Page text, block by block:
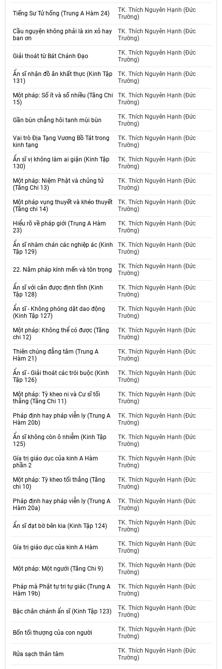
Tiếng Sư Tử hống (Trung A Hàm 24)
TK. Thích Nguyên Hạnh (Đức
Trường)
Cầu nguyện không phải là xin xỏ hay
ban ơn
TK. Thích Nguyên Hạnh (Đức
Trường)
Giải thoát từ Bát Chánh Đạo
TK. Thích Nguyên Hạnh (Đức
Trường)
Ẩn sĩ nhận đồ ăn khất thực (Kinh Tập
131)
TK. Thích Nguyên Hạnh (Đức
Trường)
Một pháp: Số ít và số nhiều (Tăng Chi
15)
TK. Thích Nguyên Hạnh (Đức
Trường)
Gần bùn chẳng hôi tanh mùi bùn
TK. Thích Nguyên Hạnh (Đức
Trường)
Vai trò Địa Tạng Vương Bồ Tát trong
kinh tạng
TK. Thích Nguyên Hạnh (Đức
Trường)
Ẩn sĩ vị không làm ai giận (Kinh Tập
130)
TK. Thích Nguyên Hạnh (Đức
Trường)
Một pháp: Niệm Phật và chủng tử
(Tăng Chi 13)
TK. Thích Nguyên Hạnh (Đức
Trường)
Một pháp vụng thuyết và khéo thuyết
(Tăng chi 14)
TK. Thích Nguyên Hạnh (Đức
Trường)
Hiểu rõ về pháp giới (Trung A Hàm
23)
TK. Thích Nguyên Hạnh (Đức
Trường)
Ẩn sĩ nhàm chán các nghiệp ác (Kinh
Tập 129)
TK. Thích Nguyên Hạnh (Đức
Trường)
22. Năm pháp kính mến và tôn trọng
TK. Thích Nguyên Hạnh (Đức
Trường)
Ẩn sĩ với căn được định tĩnh (Kinh
Tập 128)
TK. Thích Nguyên Hạnh (Đức
Trường)
Ẩn sĩ - Không phóng dật dao động
(Kinh Tập 127)
TK. Thích Nguyên Hạnh (Đức
Trường)
Một pháp: Không thể có được (Tăng
chi 12)
TK. Thích Nguyên Hạnh (Đức
Trường)
Thiên chúng đẳng tâm (Trung A
Hàm 21)
TK. Thích Nguyên Hạnh (Đức
Trường)
Ẩn sĩ - Giải thoát các trói buộc (Kinh
Tập 126)
TK. Thích Nguyên Hạnh (Đức
Trường)
Một pháp: Tỳ kheo ni và Cư sĩ tối
thắng (Tăng Chi 11)
TK. Thích Nguyên Hạnh (Đức
Trường)
Pháp định hay pháp viễn ly (Trung A
Hàm 20b)
TK. Thích Nguyên Hạnh (Đức
Trường)
Ẩn sĩ không còn ô nhiễm (Kinh Tập
125)
TK. Thích Nguyên Hạnh (Đức
Trường)
Gía trị giáo dục của kinh A Hàm
phần 2
TK. Thích Nguyên Hạnh (Đức
Trường)
Một pháp: Tỳ kheo tối thắng (Tăng
chi 10)
TK. Thích Nguyên Hạnh (Đức
Trường)
Pháp định hay pháp viễn ly (Trung A
Hàm 20a)
TK. Thích Nguyên Hạnh (Đức
Trường)
Ẩn sĩ đạt bờ bên kia (Kinh Tập 124)
TK. Thích Nguyên Hạnh (Đức
Trường)
Gía trị giáo dục của kinh A Hàm
TK. Thích Nguyên Hạnh (Đức
Trường)
Một pháp: Một ngưới (Tăng Chi 9)
TK. Thích Nguyên Hạnh (Đức
Trường)
Pháp mà Phật tự tri tự giác (Trung A
Hàm 19b)
TK. Thích Nguyên Hạnh (Đức
Trường)
Bậc chân chánh ẩn sĩ (Kinh Tập 123)
TK. Thích Nguyên Hạnh (Đức
Trường)
Bốn tối thượng của con người
TK. Thích Nguyên Hạnh (Đức
Trường)
Rửa sạch thân tâm
TK. Thích Nguyên Hạnh (Đức
Trường)